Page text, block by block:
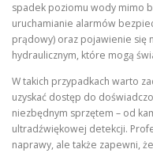
spadek poziomu wody mimo
uruchamianie alarmów
prądowy) oraz pojawienie się
hydraulicznym, które mogą
W takich przypadkach warto
uzyskać dostęp do
niezbędnym sprzętem – od
ultradźwiękowej detekcji.
naprawy, ale także zapewni,